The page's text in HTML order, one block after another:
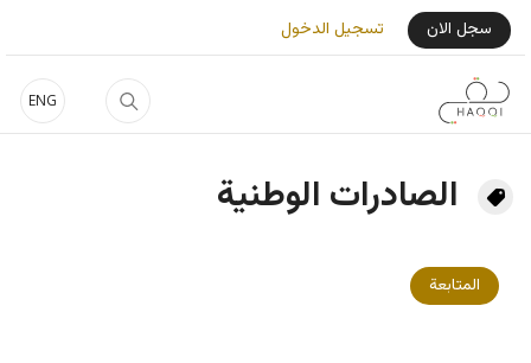
تجاوز إلى المحتوى الرئيسي
ENG
User Login Menu
سجل الان تسجيل الدخول
الصادرات الوطنية
المتابعة